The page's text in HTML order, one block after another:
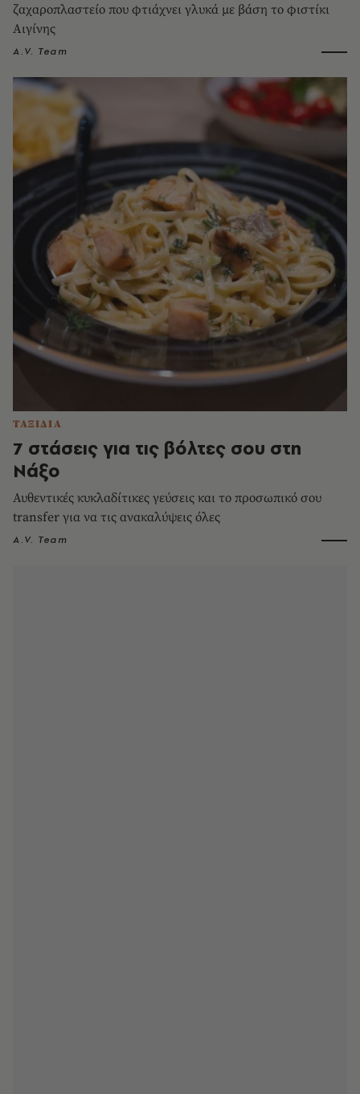
ζαχαροπλαστείο που φτιάχνει γλυκά με βάση το φιστίκι
Αιγίνης
A.V. Team
ΤΑΞΙΔΙΑ
7 στάσεις για τις βόλτες σου στη
Νάξο
Αυθεντικές κυκλαδίτικες γεύσεις και το προσωπικό σου
transfer για να τις ανακαλύψεις όλες
A.V. Team